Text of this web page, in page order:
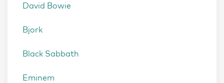
David Bowie
Bjork
Black Sabbath
Eminem